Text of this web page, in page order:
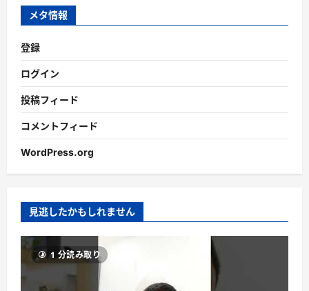
ブ
メタ情報
登録
ログイン
投稿フィード
コメントフィード
WordPress.org
見逃したかもしれません
1 分読み取り